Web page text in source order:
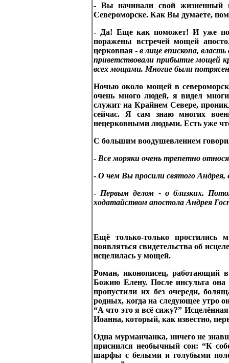
- Вы начинали свой жизненный
Североморске. Как Вы думаете,
- Да! Еще как поможет! И уже
поражены встречей мощей
церковная -в лице епископа, власть
приветствовали прибытие мощей
всех мощами. Многие были
Ночью около мощей в
очень много людей, я видел
служит на Крайнем Севере,
сейчас. Я сам знаю многих
нецерковными людьми. Есть уже
С большим воодушевлением
- Все моряки очень трепетно
- О чем Вы просили святого Андрея,
- Первым делом - о близких.
ходатайством апостола Андрея
Ещё только-только простились
появляться свидетельства об
исцелилась у мощей.
Роман, иконописец, работающий
Божию Елену. После инсульта
пропустили их без очереди,
родных, когда на следующее утро
“А что это я всё сижу?”
Иоанна, который, как известно,
Одна мурманчанка, ничего не
приснился необычный сон: “К
шарфы с белыми и голубыми